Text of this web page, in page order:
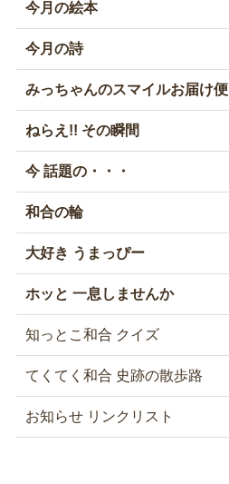
今月の絵本
今月の詩
みっちゃんのスマイルお届け便
ねらえ!! その瞬間
今 話題の・・・
和合の輪
大好き うまっぴー
ホッと 一息しませんか
知っとこ和合 クイズ
てくてく和合 史跡の散歩路
お知らせ リンクリスト